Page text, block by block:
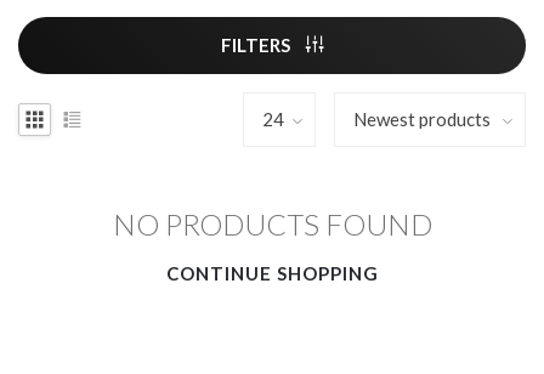
FILTERS
NO PRODUCTS FOUND
CONTINUE SHOPPING